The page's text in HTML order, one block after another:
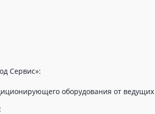
Сервис»:
оборудования от